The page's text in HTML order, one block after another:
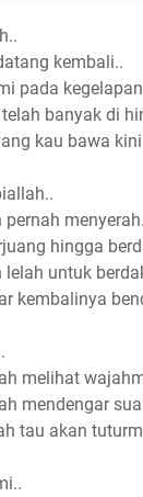
kembali..
pada
banyak di
kau bawa
hingga
lelah untuk
kembalinya
melihat
mendengar
tau akan